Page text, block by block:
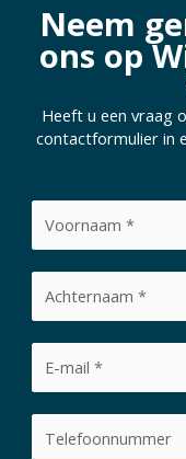
Neem
ons op
Heeft u een vraag
contactformulier in
Achternaam
E-
mailadres
Telefoonnummer